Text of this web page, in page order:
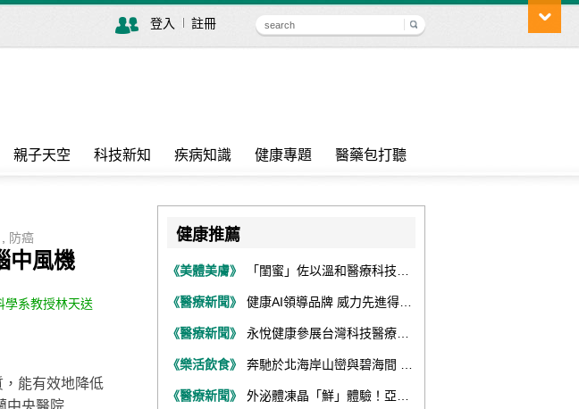
登入 註冊
親子天空 科技新知 疾病知識 健康專題 醫藥包打聽
防癌
中風機
學系教授林天送
能有效地降低
中央醫院
健康推薦
《美體美膚》 「閨蜜」佐以溫和醫療科技，陪伴女性找回身體舒適與自信
《醫療新聞》 健康AI領導品牌 威力先進得獎不斷 同獲『玉山獎』『金炬獎』最高肯定
《醫療新聞》 永悅健康參展台灣科技醫療展 展現數位健康全場景整合能力
《樂活飲食》 奔馳於北海岸山巒與碧海間 跑出屬於你的生命之光 『2026光境半程馬拉松挑戰賽－升龍道』火熱報名中
《醫療新聞》 外泌體凍晶「鮮」體驗！亞家生技解鎖24個月高活性 專利瓶蓋「秒回溶」超驚艷！醫科展秀「睛」亮神采